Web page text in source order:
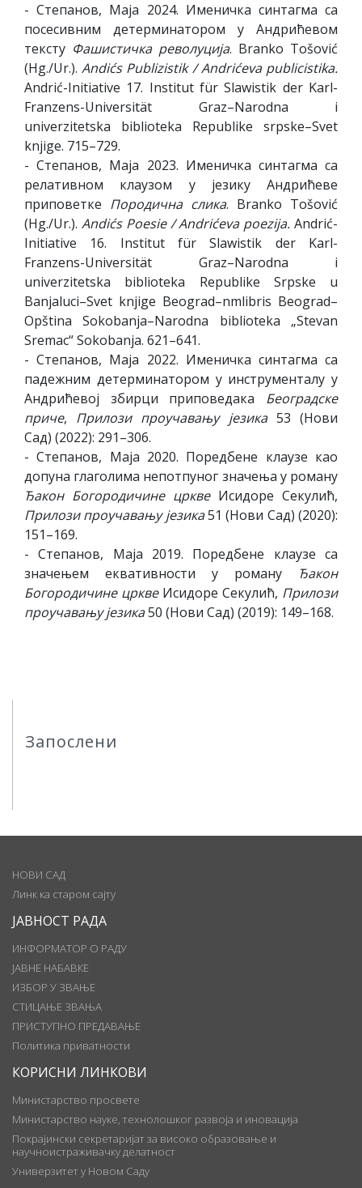
Запослени
- Степанов, Маја 2024. Именичка синтагма са
посесивним детерминатором у Андрићевом
тексту Фашистичка револуција. Branko Tošović
(Hg./Ur.).Andićs Publizistik / Andrićeva publicistika.
Andrić-Initiative 17. Institut für Slawistik der Karl-
Franzens-Universität Graz–Narodna i
univerzitetska biblioteka Republike srpske–Svet
knjige. 715–729.
- Степанов, Маја 2023. Именичка синтагма са
релативном клаузом у језику Андрићеве
приповетке Породична слика. Branko Tošović
(Hg./Ur.). Andićs Poesie/Andrićeva poezija. Andrić-
Initiative 16. Institut für Slawistik der Karl-
Franzens-Universität Graz–Narodna i
univerzitetska biblioteka Republike Srpske u
Banjaluci–Svet knjige Beograd–nmlibris Beograd–
Opština Sokobanja–Narodna biblioteka „Stevan
Sremac“ Sokobanja. 621–641.
- Степанов, Маја 2022. Именичка синтагма са
падежним детерминатором у инструменталу у
Андрићевој збирци приповедака Београдске
приче, Прилози проучавању језика 53 (Нови
Сад) (2022): 291–306.
- Степанов, Маја 2020. Поредбене клаузе као
допуна глаголима непотпуног значења у роману
Ђакон Богородичине црквеИсидоре Секулић,
Прилози проучавању језика51 (Нови Сад) (2020):
151–169.
- Степанов, Маја 2019. Поредбене клаузе са
значењем еквативности у роману Ђакон
Богородичине црквеИсидоре Секулић, Прилози
проучавању језика50 (Нови Сад) (2019): 149–168.
НОВИ САД
Линк ка старом сајту
ЈАВНОСТ РАДА
ИНФОРМАТОР О РАДУ
ЈАВНЕ НАБАВКЕ
ИЗБОР У ЗВАЊЕ
СТИЦАЊЕ ЗВАЊА
ПРИСТУПНО ПРЕДАВАЊЕ
Политика приватности
КОРИСНИ ЛИНКОВИ
Министарство просвете
Министарство науке, технолошког развоја и иновација
Покрајински секретаријат за високо образовање и
научноистраживачку делатност
Универзитет у Новом Саду